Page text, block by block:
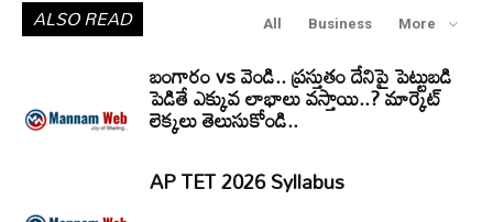
ALSO READ All Business More
బంగారం vs వెండి.. ప్రస్తుతం దేనిపై పెట్టుబడి
పెడితే ఎక్కువ లాభాలు వస్తాయి..? మార్కెట్
లెక్కలు తెలుసుకోండి..
AP TET 2026 Syllabus